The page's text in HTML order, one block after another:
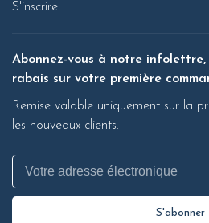
S'inscrire
Abonnez-vous à notre infolettre,
rabais sur votre première
Remise valable uniquement sur la
les nouveaux clients.
S'abonner